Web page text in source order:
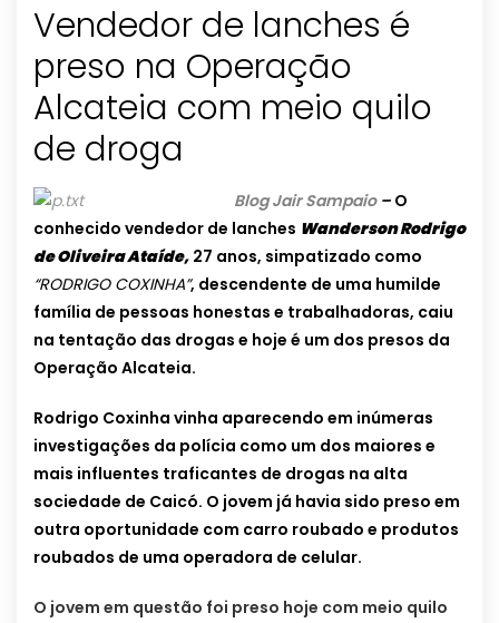
Vendedor de lanches é
preso na Operação
Alcateia com meio quilo
de droga
Blog Jair Sampaio– O
conhecido vendedor de lanches Wanderson Rodrigo
de Oliveira Ataíde, 27 anos, simpatizado como
“RODRIGO COXINHA”, descendente de uma humilde
família de pessoas honestas e trabalhadoras, caiu
na tentação das drogas e hoje é um dos presos da
Operação Alcateia.
Rodrigo Coxinha vinha aparecendo em inúmeras
investigações da polícia como um dos maiores e
mais influentes traficantes de drogas na alta
sociedade de Caicó. O jovem já havia sido preso em
outra oportunidade com carro roubado e produtos
roubados de uma operadora de celular.
O jovem em questão foi preso hoje com meio quilo